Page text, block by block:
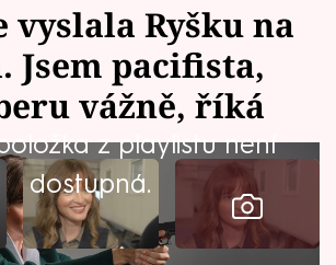
vyslala Ryšku na
Jsem pacifista,
vážně, říká
z playlistu není
dostupná.